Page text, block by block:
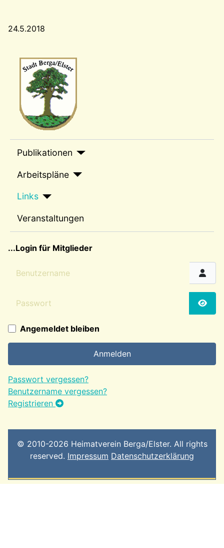
Publikationen
Arbeitspläne
Links
Veranstaltungen
...Login für Mitglieder
Benutzername
Angemeldet bleiben
Anmelden
Passwort vergessen?
Benutzername vergessen?
Registrieren
24.5.2018
© 2010-2026 Heimatverein Berga/Elster. All rights
reserved. Impressum Datenschutzerklärung